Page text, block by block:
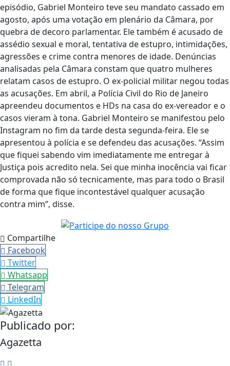
episódio, Gabriel Monteiro teve seu mandato cassado em
agosto, após uma votação em plenário da Câmara, por
quebra de decoro parlamentar. Ele também é acusado de
assédio sexual e moral, tentativa de estupro, intimidações,
agressões e crime contra menores de idade. Denúncias
analisadas pela Câmara constam que quatro mulheres
relatam casos de estupro. O ex-policial militar negou todas
as acusações. Em abril, a Polícia Civil do Rio de Janeiro
apreendeu documentos e HDs na casa do ex-vereador e o
casos vieram à tona. Gabriel Monteiro se manifestou pelo
Instagram no fim da tarde desta segunda-feira. Ele se
apresentou à polícia e se defendeu das acusações. “Assim
que fiquei sabendo vim imediatamente me entregar à
Justiça pois acredito nela. Sei que minha inocência vai ficar
comprovada não só tecnicamente, mas para todo o Brasil
de forma que fique incontestável qualquer acusação
contra mim”, disse.
Compartilhe
Facebook
Twitter
Whatsapp
Telegram
LinkedIn
Publicado por:
Agazetta